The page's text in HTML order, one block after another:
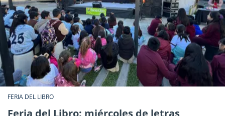
FERIA DEL LIBRO
Feria del Libro: miércoles de letras,